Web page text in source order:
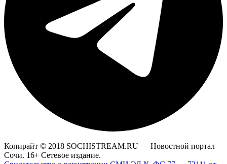
Копирайт © 2018 SOCHISTREAM.RU — Новостной портал
Сочи. 16+ Сетевое издание.